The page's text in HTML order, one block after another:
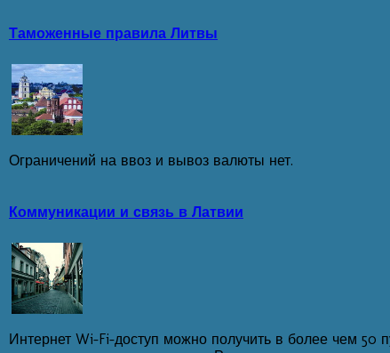
Таможенные правила Литвы
Ограничений на ввоз и вывоз валюты нет.
Коммуникации и связь в Латвии
Интернет Wi-Fi-доступ можно получить в более чем 50